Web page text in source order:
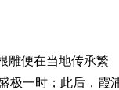
雕便在当地传承繁
极一时；此后，霞